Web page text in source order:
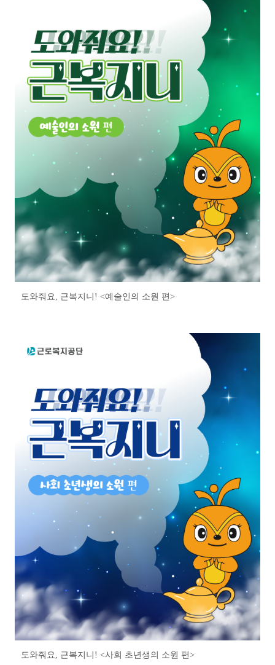
도와줘요, 근복지니! <예술인의 소원 편>
도와줘요, 근복지니! <사회 초년생의 소원 편>